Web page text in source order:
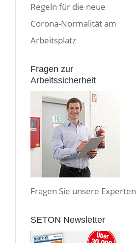
Regeln für die neue
Corona-Normalität am
Arbeitsplatz
Fragen zur
Arbeitssicherheit
Fragen Sie unsere Experten
SETON Newsletter